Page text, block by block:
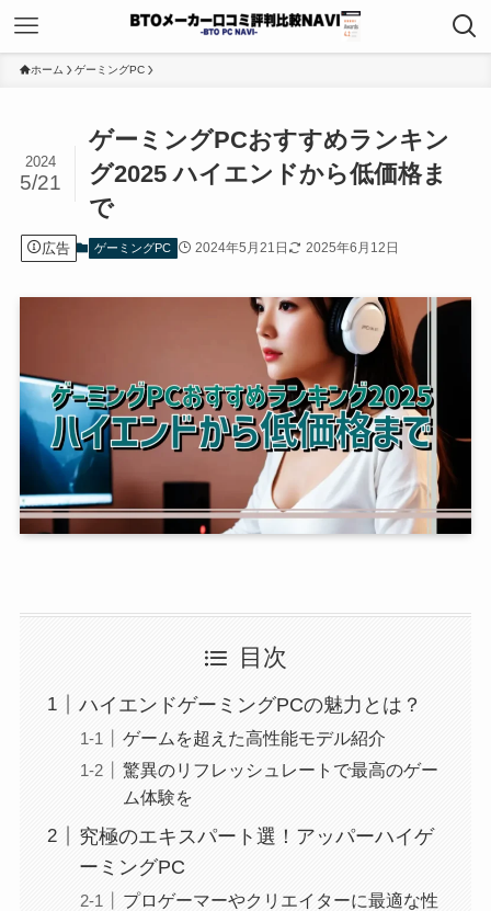
ホーム ゲーミングPC
ゲーミングPCおすすめランキン
グ2025 ハイエンドから低価格ま
で
2024
5/21
広告 ゲーミングPC 2024年5月21日 2025年6月12日
目次
ハイエンドゲーミングPCの魅力とは？
ゲームを超えた高性能モデル紹介
驚異のリフレッシュレートで最高のゲー
ム体験を
究極のエキスパート選！アッパーハイゲ
ーミングPC
プロゲーマーやクリエイターに最適な性